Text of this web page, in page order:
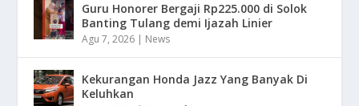
Guru Honorer Bergaji Rp225.000 di Solok
Banting Tulang demi Ijazah Linier
Agu 7, 2026 | News
Kekurangan Honda Jazz Yang Banyak Di
Keluhkan